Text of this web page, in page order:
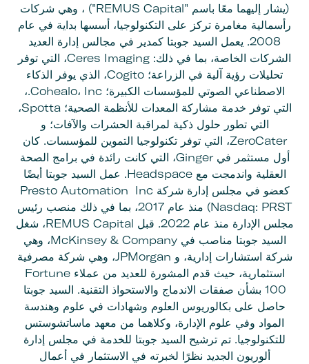
(يشار إليهما معًا باسم "REMUS Capital") ، وهي شركات
رأسمالية مغامرة تركز على التكنولوجيا، أسسها بداية في عام
2008. يعمل السيد جوبتا كمدير في مجالس إدارة العديد
الشركات الخاصة، بما في ذلك: Ceres Imaging، التي توفر
تحليلات رؤية آلية في الزراعة؛ Cogito، الذي يوفر الذكاء
الاصطناعي الصوتي للمؤسسات الكبيرة؛ Cohealo، Inc.،
التي توفر خدمة مشاركة المعدات للأنظمة الصحية؛ Spotta،
التي تطور حلول ذكية لمراقبة الحشرات والآفات؛ و
ZeroCater، التي توفر تكنولوجيا التموين للمؤسسات. كان
أول مستثمر في Ginger، التي كانت رائدة في برامج الصحة
العقلية واندمجت مع Headspace. عمل السيد جوبتا أيضًا
كعضو في مجلس إدارة شركة Presto Automation Inc
(Nasdaq: PRST منذ عام 2017، بما في ذلك منصب رئيس
مجلس الإدارة منذ عام 2022. قبل REMUS Capital، شغل
السيد جوبتا مناصب في McKinsey & Company، وهي
شركة استشارات إدارية، و JPMorgan، وهي شركة مصرفية
استثمارية، حيث قدم المشورة للعديد من عملاء Fortune
100 بشأن صفقات الاندماج والاستحواذ التقنية. السيد جوبتا
حاصل على بكالوريوس العلوم وشهادات في علوم وهندسة
المواد وفي علوم الإدارة، وكلاهما من معهد ماساتشوستس
للتكنولوجيا. تم ترشيح السيد جوبتا للخدمة في مجلس إدارة
ألوريون الجديد نظرًا لخبرته في الاستثمار في أعمال